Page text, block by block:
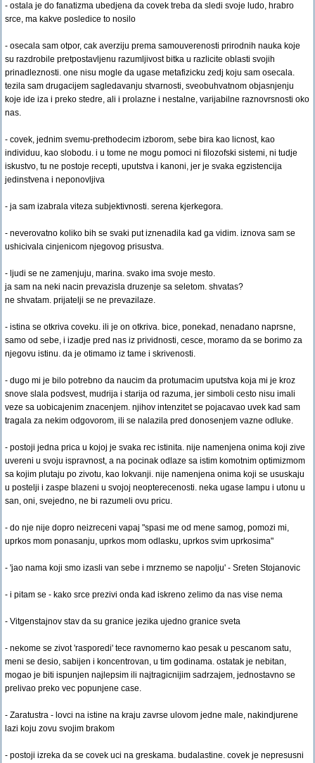
- ostala je do fanatizma ubedjena da covek treba da sledi svoje ludo, hrabro
srce, ma kakve posledice to nosilo
- osecala sam otpor, cak averziju prema samouverenosti prirodnih nauka koje
su razdrobile pretpostavljenu razumljivost bitka u razlicite oblasti svojih
prinadleznosti. one nisu mogle da ugase metafizicku zedj koju sam osecala.
tezila sam drugacijem sagledavanju stvarnosti, sveobuhvatnom objasnjenju
koje ide iza i preko stedre, ali i prolazne i nestalne, varijabilne raznovrsnosti oko
nas.
- covek, jednim svemu-prethodecim izborom, sebe bira kao licnost, kao
individuu, kao slobodu. i u tome ne mogu pomoci ni filozofski sistemi, ni tudje
iskustvo, tu ne postoje recepti, uputstva i kanoni, jer je svaka egzistencija
jedinstvena i neponovljiva
- ja sam izabrala viteza subjektivnosti. serena kjerkegora.
- neverovatno koliko bih se svaki put iznenadila kad ga vidim. iznova sam se
ushicivala cinjenicom njegovog prisustva.
- ljudi se ne zamenjuju, marina. svako ima svoje mesto.
ja sam na neki nacin prevazisla druzenje sa seletom. shvatas?
ne shvatam. prijatelji se ne prevazilaze.
- istina se otkriva coveku. ili je on otkriva. bice, ponekad, nenadano naprsne,
samo od sebe, i izadje pred nas iz prividnosti, cesce, moramo da se borimo za
njegovu istinu. da je otimamo iz tame i skrivenosti.
- dugo mi je bilo potrebno da naucim da protumacim uputstva koja mi je kroz
snove slala podsvest, mudrija i starija od razuma, jer simboli cesto nisu imali
veze sa uobicajenim znacenjem. njihov intenzitet se pojacavao uvek kad sam
tragala za nekim odgovorom, ili se nalazila pred donosenjem vazne odluke.
- postoji jedna prica u kojoj je svaka rec istinita. nije namenjena onima koji zive
uvereni u svoju ispravnost, a na pocinak odlaze sa istim komotnim optimizmom
sa kojim plutaju po zivotu, kao lokvanji. nije namenjena onima koji se ususkaju
u postelji i zaspe blazeni u svojoj neopterecenosti. neka ugase lampu i utonu u
san, oni, svejedno, ne bi razumeli ovu pricu.
- do nje nije dopro neizreceni vapaj "spasi me od mene samog, pomozi mi,
uprkos mom ponasanju, uprkos mom odlasku, uprkos svim uprkosima"
- 'jao nama koji smo izasli van sebe i mrznemo se napolju' - Sreten Stojanovic
- i pitam se - kako srce prezivi onda kad iskreno zelimo da nas vise nema
- Vitgenstajnov stav da su granice jezika ujedno granice sveta
- nekome se zivot 'rasporedi' tece ravnomerno kao pesak u pescanom satu,
meni se desio, sabijen i koncentrovan, u tim godinama. ostatak je nebitan,
mogao je biti ispunjen najlepsim ili najtragicnijim sadrzajem, jednostavno se
prelivao preko vec popunjene case.
- Zaratustra - lovci na istine na kraju zavrse ulovom jedne male, nakindjurene
lazi koju zovu svojim brakom
- postoji izreka da se covek uci na greskama. budalastine. covek je nepresusni